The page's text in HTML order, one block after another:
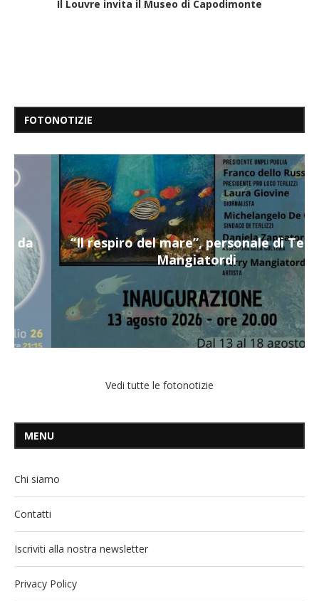
Il Louvre invita il Museo di Capodimonte
FOTONOTIZIE
“Il respiro del mare”, personale di Terry
Mangiatordi
Vedi tutte le fotonotizie
MENU
Chi siamo
Contatti
Iscriviti alla nostra newsletter
Privacy Policy